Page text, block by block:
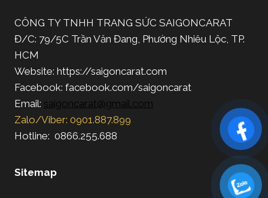
CÔNG TY TNHH TRANG SỨC SAIGONCARAT
Đ/C: 79/5C Trần Văn Đang, Phường Nhiêu Lộc, TP.
HCM
Website: https://saigoncarat.com
Facebook: facebook.com/saigoncarat
Email: saigoncarat@gmail.com
Zalo/Viber: 0901.887.899
Hotline: 0866.255.688
Sitemap